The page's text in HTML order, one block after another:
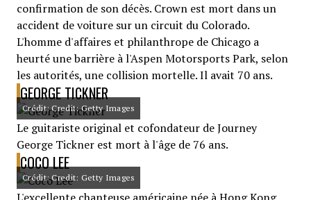
confirmation de son décès. Crown est mort dans un
accident de voiture sur un circuit du Colorado.
L'homme d'affaires et philanthrope de Chicago a
heurté une barrière à l'Aspen Motorsports Park, selon
les autorités, une collision mortelle. Il avait 70 ans.
GEORGE TICKNER
Crédit: Credit: Getty Images
Le guitariste original et cofondateur de Journey
George Tickner est mort à l'âge de 76 ans.
COCO LEE
Crédit: Credit: Getty Images